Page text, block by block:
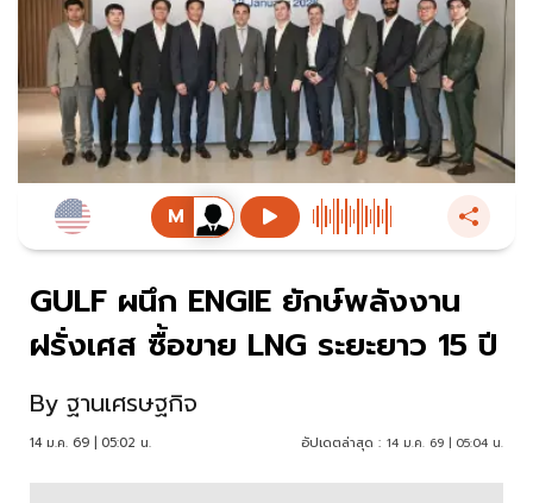
GULF ผนึก ENGIE ยักษ์พลังงาน
ฝรั่งเศส ซื้อขาย LNG ระยะยาว 15 ปี
By ฐานเศรษฐกิจ
14 ม.ค. 69 | 05:02 น. อัปเดตล่าสุด : 14 ม.ค. 69 | 05:04 น.